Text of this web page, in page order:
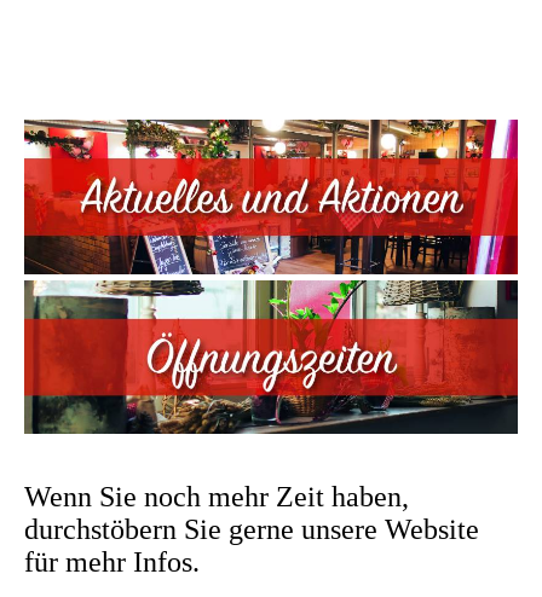
Wenn Sie noch mehr Zeit haben,
durchstöbern Sie gerne unsere Website
für mehr Infos.